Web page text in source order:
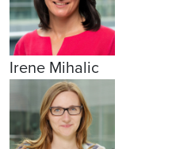
Irene Mihalic